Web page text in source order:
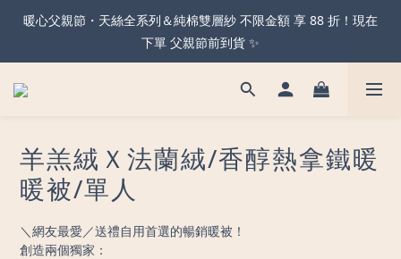
暖心父親節・天絲全系列＆純棉雙層紗 不限金額 享 88 折！現在
下單 父親節前到貨 ✨
2026 全新 哈利波特寢室系列 預購 88 折 好評延長 ⚡️ 把握最後下
單機會！
暖心父親節・天絲全系列＆純棉雙層紗 不限金額 享 88 折！現在
羊羔絨Ｘ法蘭絨/香醇熱拿鐵暖
暖被/單人
＼網友最愛／送禮自用首選的暢銷暖被！
創造兩個獨家：